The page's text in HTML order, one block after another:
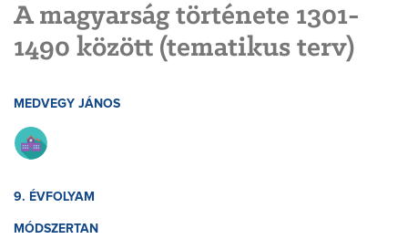
A magyarság története 1301-
1490 között (tematikus terv)
MEDVEGY JÁNOS
9. ÉVFOLYAM
MÓDSZERTAN